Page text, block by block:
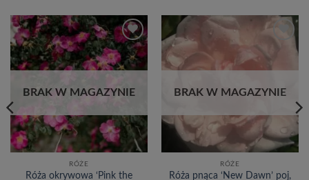
Dodaj
do
listy
BRAK W MAGAZYNIE
RÓŻE
Róża okrywowa ‘Pink the
listy
BRAK W MAGAZYNIE
RÓŻE
Róża pnąca ‘New Dawn’ poj,